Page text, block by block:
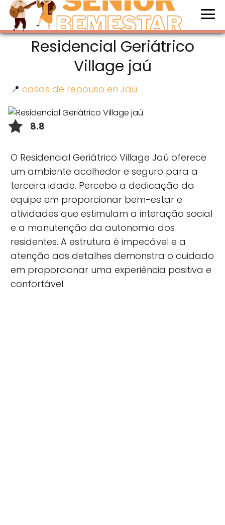
Residencial Geriátrico
Village jaú
📍 casas de repouso en Jaú
8.8
O Residencial Geriátrico Village Jaú oferece
um ambiente acolhedor e seguro para a
terceira idade. Percebo a dedicação da
equipe em proporcionar bem-estar e
atividades que estimulam a interação social
e a manutenção da autonomia dos
residentes. A estrutura é impecável e a
atenção aos detalhes demonstra o cuidado
em proporcionar uma experiência positiva e
confortável.